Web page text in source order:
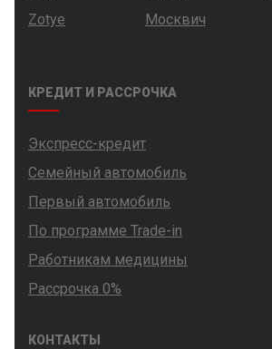
Zotye
Москвич
КРЕДИТ И РАССРОЧКА
Экспресс-кредит
Семейный автомобиль
Первый автомобиль
По программе Trade-in
Работникам медицины
Рассрочка 0%
КОНТАКТЫ